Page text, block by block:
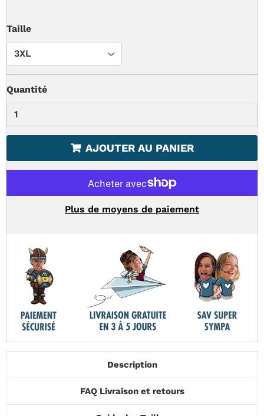
Taille
Quantité
AJOUTER AU PANIER
Plus de moyens de paiement
Description
FAQ Livraison et retours